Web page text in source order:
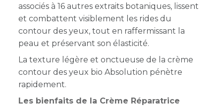
associés à 16 autres extraits botaniques, lissent
et combattent visiblement les rides du
contour des yeux, tout en raffermissant la
peau et préservant son élasticité.
La texture légère et onctueuse de la crème
contour des yeux bio Absolution pénètre
rapidement.
Les bienfaits de la Crème Réparatrice